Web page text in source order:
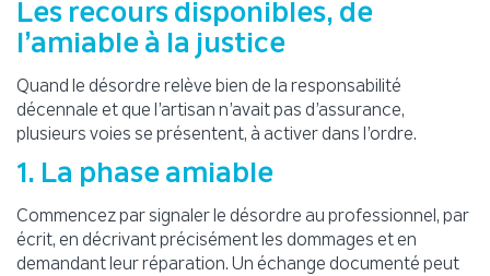
Les recours disponibles, de
l’amiable à la justice
Quand le désordre relève bien de la responsabilité
décennale et que l’artisan n’avait pas d’assurance,
plusieurs voies se présentent, à activer dans l’ordre.
1. La phase amiable
Commencez par signaler le désordre au professionnel, par
écrit, en décrivant précisément les dommages et en
demandant leur réparation. Un échange documenté peut